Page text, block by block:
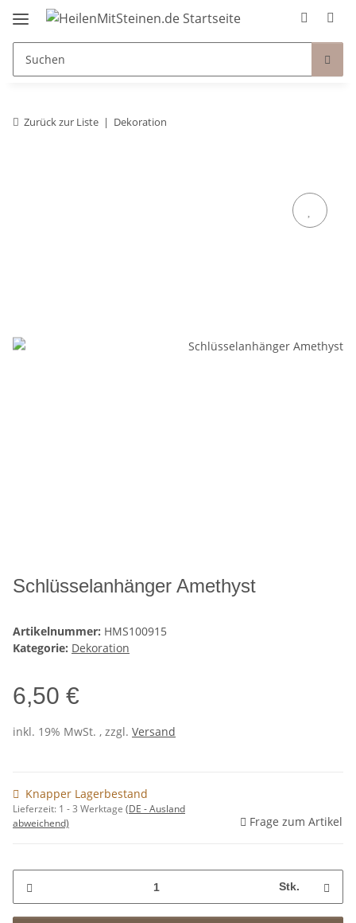
Zurück zur Liste Dekoration
Schlüsselanhänger Amethyst
Artikelnummer: HMS100915
Kategorie: Dekoration
6,50 €
inkl. 19% MwSt. , zzgl. Versand
Knapper Lagerbestand
Lieferzeit: 1 - 3 Werktage (DE - Ausland
abweichend)
Frage zum Artikel
Stk.